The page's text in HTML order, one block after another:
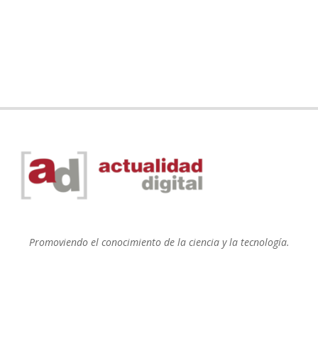
Promoviendo el conocimiento de la ciencia y la tecnología.